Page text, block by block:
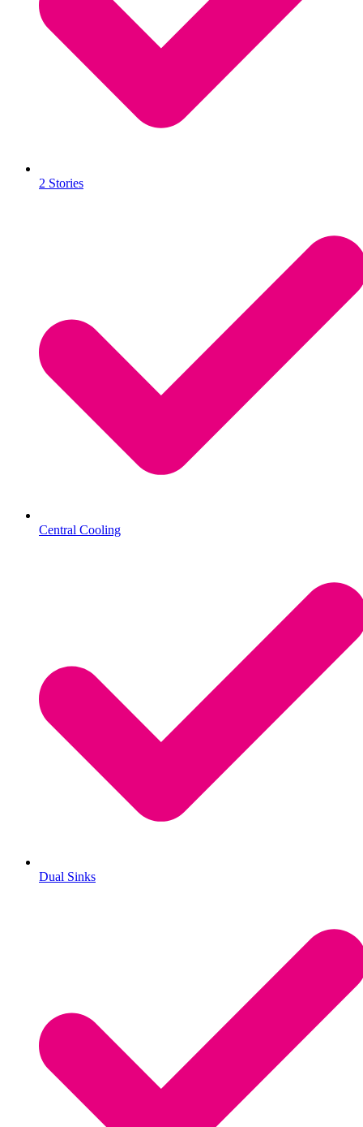
2 Stories
Central Cooling
Dual Sinks